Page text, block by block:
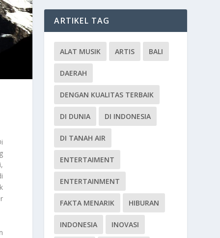
ARTIKEL TAG
ALAT MUSIK ARTIS BALI
DAERAH
DENGAN KUALITAS TERBAIK
DI DUNIA DI INDONESIA
DI TANAH AIR
ENTERTAIMENT
ENTERTAINMENT
FAKTA MENARIK HIBURAN
INDONESIA INOVASI